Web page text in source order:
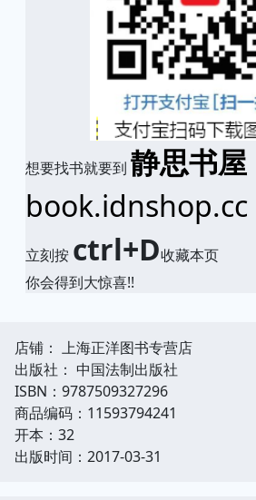
想要找书就要到 静思书屋
book.idnshop.cc
立刻按 ctrl+D收藏本页
你会得到大惊喜!!
店铺： 上海正洋图书专营店
出版社： 中国法制出版社
ISBN：9787509327296
商品编码：11593794241
开本：32
出版时间：2017-03-31